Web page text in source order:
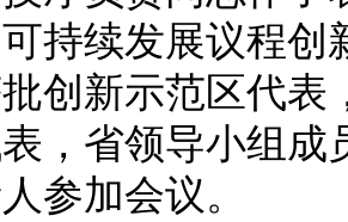
续发展议程创
创新示范区代
，省领导小组
参加会议。